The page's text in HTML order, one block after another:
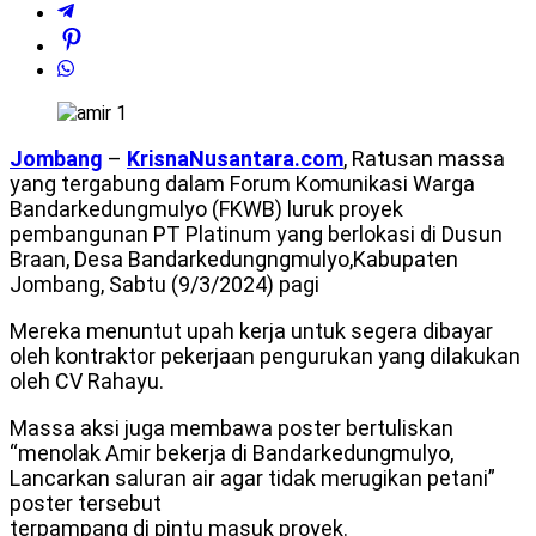
Jombang – KrisnaNusantara.com, Ratusan massa
yang tergabung dalam Forum Komunikasi Warga
Bandarkedungmulyo (FKWB) luruk proyek
pembangunan PT Platinum yang berlokasi di Dusun
Braan, Desa Bandarkedungngmulyo,Kabupaten
Jombang, Sabtu (9/3/2024) pagi
Mereka menuntut upah kerja untuk segera dibayar
oleh kontraktor pekerjaan pengurukan yang dilakukan
oleh CV Rahayu.
Massa aksi juga membawa poster bertuliskan
“menolak Amir bekerja di Bandarkedungmulyo,
Lancarkan saluran air agar tidak merugikan petani”
poster tersebut
terpampang di pintu masuk proyek.